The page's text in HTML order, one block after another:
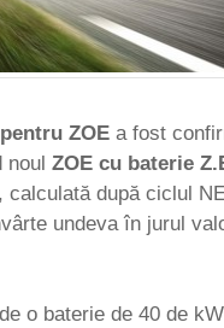
ZOE a fost
ZOE cu baterie
calculată după ciclul
undeva în jurul
o baterie de 40 de